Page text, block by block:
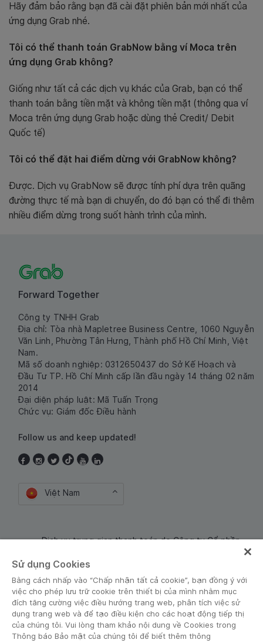
Hãy đảm bảo rằng bạn đã cài đặt phiên bản mới nhất của
ứng dụng Grab nhé.
Tôi có thể thanh toán GrabNow bằng ví Moca trên
ứng dụng Grab không?
Giống như tất cả các dịch vụ khác của Grab, bạn có thể
thanh toán bằng tiền mặt và không tiền mặt (thông qua ví
Moca trên ứng dụng Grab hoặc dùng thẻ Credit/ Debit
Quốc tế)
Tôi có thể đặt hai điểm dừng với GrabNow không?
Được. Dịch vụ GrabNow sẽ được tính phí dựa trên quãng
đường thực tế mà bạn di chuyển, do đó bạn có thể đi thêm
nhiều điểm dừng trong suốt hành trình của mình.
Forward Together
Công ty TNHH Grab
Địa chỉ: Tòa nhà Mapletree Business Centre, 1060 Nguyễn
Văn Linh, Phường Tân Hưng, Thành phố Hồ Chí Minh, Việt
Nam.
Mã số doanh nghiệp: 0312650437 do Sở Kế Hoạch và
Đầu Tư TP. Hồ Chí Minh cấp lần đầu ngày 14 tháng 02 năm
2014
Đại diện pháp luật: Mã Tuấn Trọng
Chức vụ: Giám đốc Điều hành
Follow us and keep updated!
Việt Nam
Dịch vụ trung gian thanh toán do Công ty Cổ phần
Sử dụng Cookies
Bằng cách nhấp vào “Chấp nhận tất cả cookie”, bạn đồng ý với
việc cho phép lưu trữ cookie trên thiết bị của mình nhằm mục
đích tăng cường việc điều hướng trang web, phân tích việc sử
dụng trang web và để tạo điều kiện cho các hoạt động tiếp thị
của chúng tôi. Vui lòng tham khảo nội dung về Cookies trong
Thông báo Bảo mật của chúng tôi để biết thêm thông